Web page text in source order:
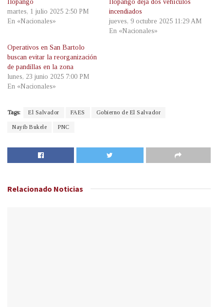
Ilopango
martes, 1 julio 2025 2:50 PM
En «Nacionales»
Ilopango deja dos vehículos
incendiados
jueves, 9 octubre 2025 11:29 AM
En «Nacionales»
Operativos en San Bartolo
buscan evitar la reorganización
de pandillas en la zona
lunes, 23 junio 2025 7:00 PM
En «Nacionales»
Tags: El Salvador FAES Gobierno de El Salvador
Nayib Bukele PNC
Relacionado Noticias